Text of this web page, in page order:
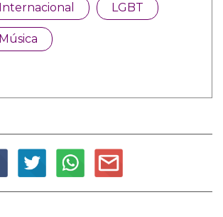
Internacional LGBT
Música